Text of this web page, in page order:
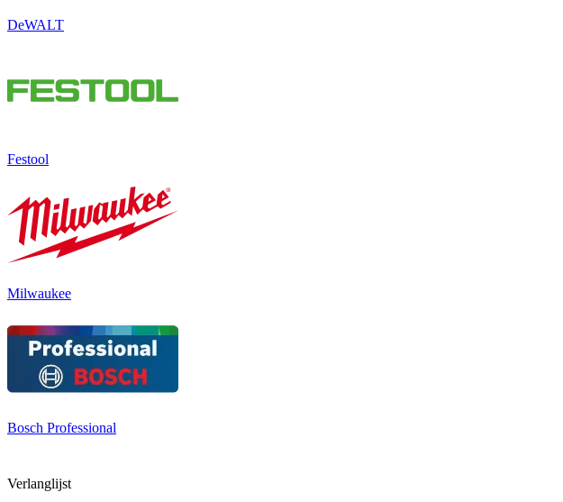
DeWALT
Festool
Milwaukee
Bosch Professional
Verlanglijst